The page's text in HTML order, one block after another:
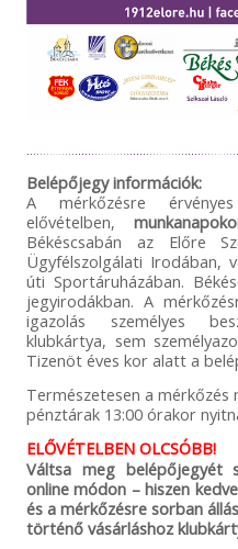
Belépőjegy információk:
A mérkőzésre
elővételben,
Békéscsabán az Előre
Ügyfélszolgálati Irodában,
úti Sportáruházában.
jegyirodákban. A
igazolás személyes
klubkártya, sem
Tizenöt éves kor alatt a
Természetesen a mérkőzés
pénztárak 13:00 órakor
ELŐVÉTELBEN OLCSÓBB!
Váltsa meg belépőjegyét
online módon – hiszen
és a mérkőzésre sorban
történő vásárláshoz